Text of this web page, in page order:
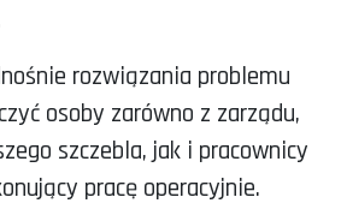
rozwiązania problemu
osoby zarówno z zarządu,
szczebla, jak i pracownicy
pracę operacyjnie.